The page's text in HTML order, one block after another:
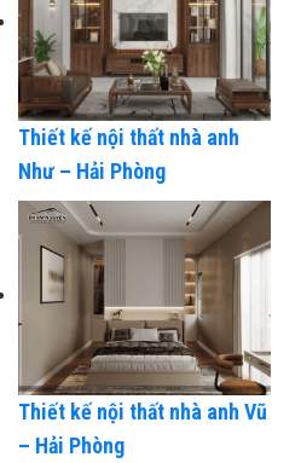
Thiết kế nội thất nhà anh
Như – Hải Phòng
Thiết kế nội thất nhà anh Vũ
– Hải Phòng